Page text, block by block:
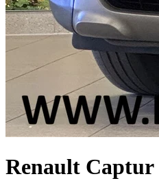
Renault Captur